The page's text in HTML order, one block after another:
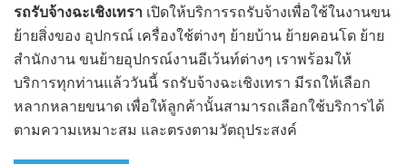
รถรับจ้างฉะเชิงเทรา เปิดให้บริการรถรับจ้างเพื่อใช้ในงานขน
ย้ายสิ่งของ อุปกรณ์ เครื่องใช้ต่างๆ ย้ายบ้าน ย้ายคอนโด ย้าย
สำนักงาน ขนย้ายอุปกรณ์งานอีเว้นท์ต่างๆ เราพร้อมให้
บริการทุกท่านแล้ววันนี้ รถรับจ้างฉะเชิงเทรา มีรถให้เลือก
หลากหลายขนาด เพื่อให้ลูกค้านั้นสามารถเลือกใช้บริการได้
ตามความเหมาะสม และตรงตามวัตถุประสงค์